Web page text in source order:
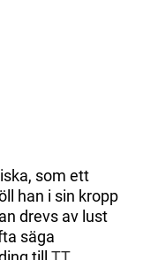
som ett
han i sin kropp
drevs av lust
säga